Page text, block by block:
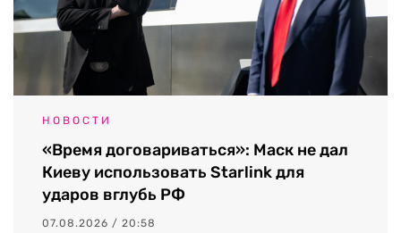
НОВОСТИ
«Время договариваться»: Маск не дал
Киеву использовать Starlink для
ударов вглубь РФ
07.08.2026 / 20:58